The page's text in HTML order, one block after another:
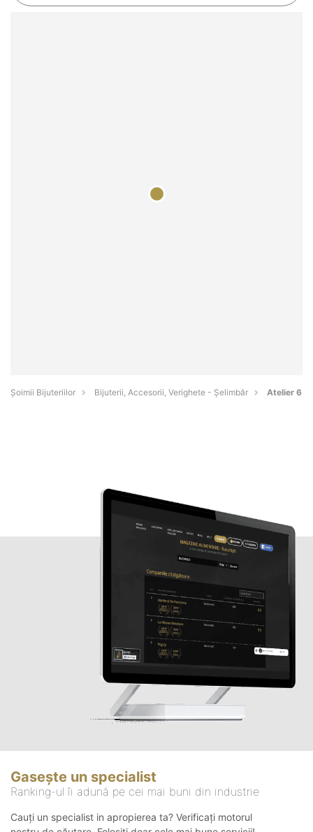
Şoimii Bijuteriilor Bijuterii, Accesorii, Verighete - Şelimbăr Atelier 6
Gasește un specialist
Ranking-ul îi adună pe cei mai buni din industrie
Cauți un specialist in apropierea ta? Verificați motorul